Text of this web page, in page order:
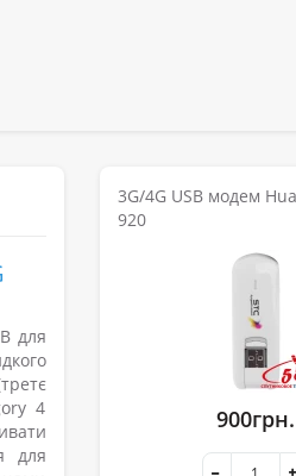
для
4
для
3G/4G USB модем
920
900грн.